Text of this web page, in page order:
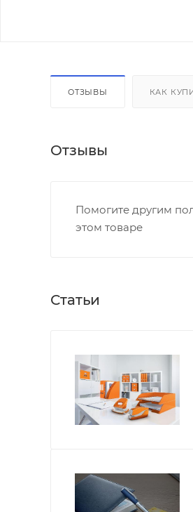
ОТЗЫВЫ КАК
Отзывы
Помогите другим
этом товаре
Статьи